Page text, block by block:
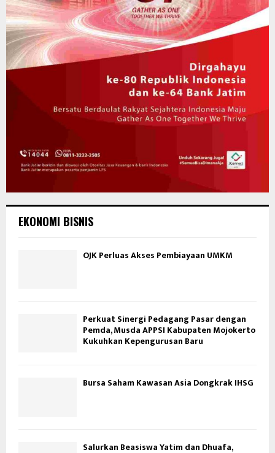
EKONOMI BISNIS
OJK Perluas Akses Pembiayaan UMKM
Perkuat Sinergi Pedagang Pasar dengan
Pemda, Musda APPSI Kabupaten Mojokerto
Kukuhkan Kepengurusan Baru
Bursa Saham Kawasan Asia Dongkrak IHSG
Salurkan Beasiswa Yatim dan Dhuafa,